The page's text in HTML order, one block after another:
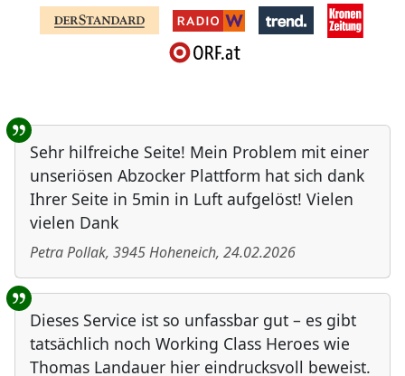
Benutzer-Rückmeldungen
Sehr hilfreiche Seite! Mein Problem mit einer
unseriösen Abzocker Plattform hat sich dank
Ihrer Seite in 5min in Luft aufgelöst! Vielen
vielen Dank
Petra Pollak, 3945Hoheneich, 24.02.2026
Dieses Service ist so unfassbar gut – es gibt
tatsächlich noch Working Class Heroes wie
Thomas Landauer hier eindrucksvoll beweist.